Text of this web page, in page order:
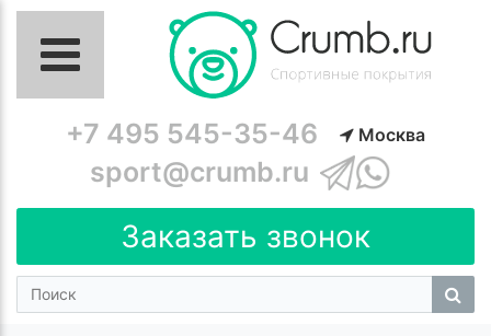
+7 495 545-35-46 Москва
sport@crumb.ru
Заказать звонок